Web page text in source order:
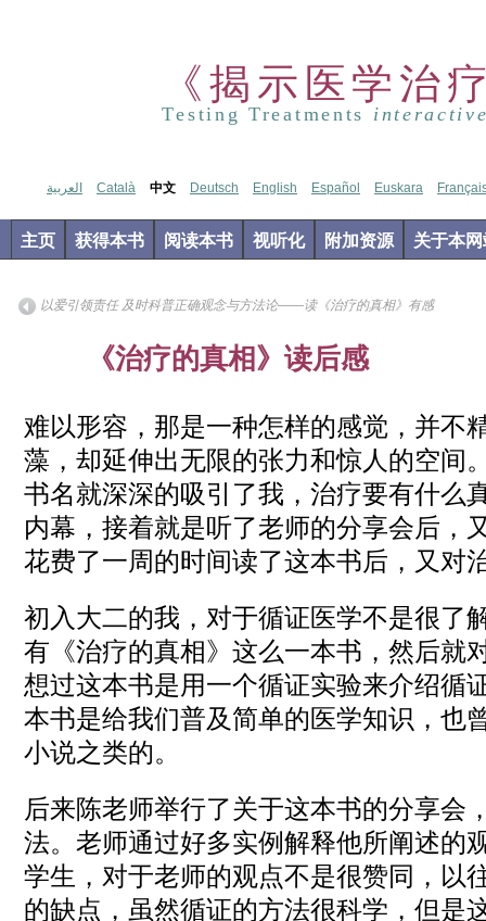
《揭示医学治
Testing Treatments
العربية Català 中文 Deutsch English Español Euskara
主页 获得本书 阅读本书 视听化 附加资源 关于本网
以爱引领责任 及时科普正确观念与方法论——读《治疗的真相》有感
《治疗的真相》读后感
难以形容，那是一种怎样的感觉，并不
藻，却延伸出无限的张力和惊人的空间
书名就深深的吸引了我，治疗要有什么
内幕，接着就是听了老师的分享会后，
花费了一周的时间读了这本书后，又对
初入大二的我，对于循证医学不是很了
有《治疗的真相》这么一本书，然后就
想过这本书是用一个循证实验来介绍循
本书是给我们普及简单的医学知识，也
小说之类的。
后来陈老师举行了关于这本书的分享会
法。老师通过好多实例解释他所阐述的
学生，对于老师的观点不是很赞同，以
的缺点，虽然循证的方法很科学，但是